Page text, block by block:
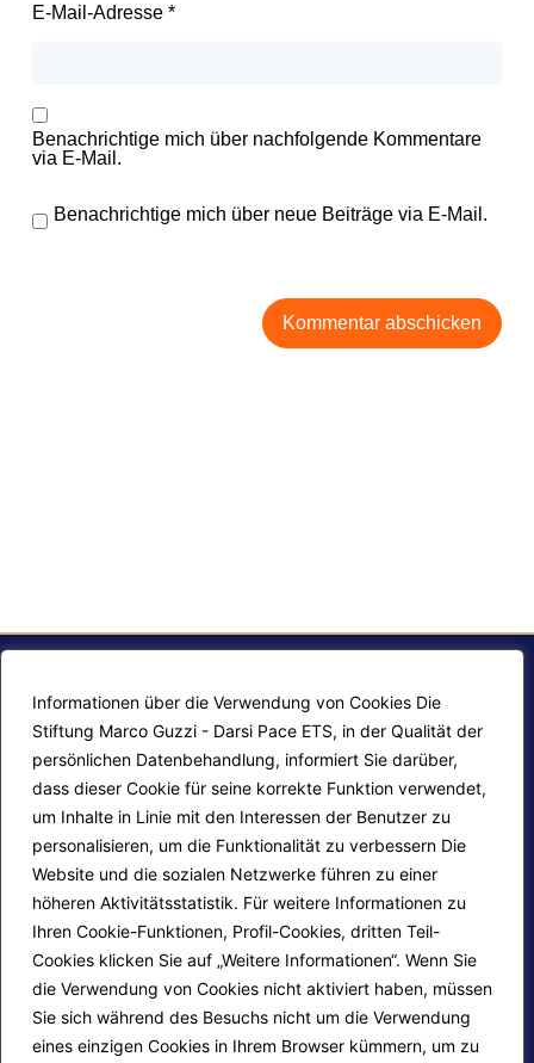
Informationen über die Verwendung von Cookies Die
Stiftung Marco Guzzi - Darsi Pace ETS, in der Qualität der
persönlichen Datenbehandlung, informiert Sie darüber,
dass dieser Cookie für seine korrekte Funktion verwendet,
um Inhalte in Linie mit den Interessen der Benutzer zu
personalisieren, um die Funktionalität zu verbessern Die
Website und die sozialen Netzwerke führen zu einer
höheren Aktivitätsstatistik. Für weitere Informationen zu
Ihren Cookie-Funktionen, Profil-Cookies, dritten Teil-
Cookies klicken Sie auf „Weitere Informationen“. Wenn Sie
die Verwendung von Cookies nicht aktiviert haben, müssen
Sie sich während des Besuchs nicht um die Verwendung
eines einzigen Cookies in Ihrem Browser kümmern, um zu
E-Mail-Adresse *
Benachrichtige mich über nachfolgende Kommentare
via E-Mail.
Benachrichtige mich über neue Beiträge via E-Mail.
F.A.Q.
Mappa del sito
Progetti Darsi Pace
Login redattori
Calendario corsi
Privacy Policy
Cookie Policy